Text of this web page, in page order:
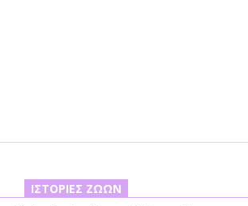
ΙΣΤΟΡΊΕΣ ΖΏΩΝ